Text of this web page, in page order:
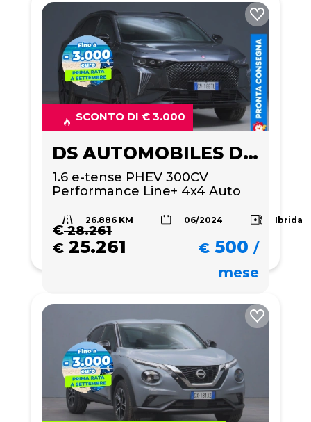
SCONTO DI € 3.000
DS AUTOMOBILES DS 7
1.6 e-tense PHEV 300CV
Performance Line+ 4x4 Auto
26.886 KM 06/2024 Ibrida
€28.261
€ 25.261 € 500 /
mese